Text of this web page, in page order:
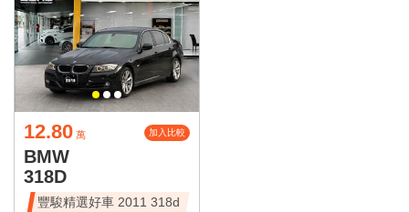
12.80 萬 加入比較
BMW
318D
豐駿精選好車 2011 318d